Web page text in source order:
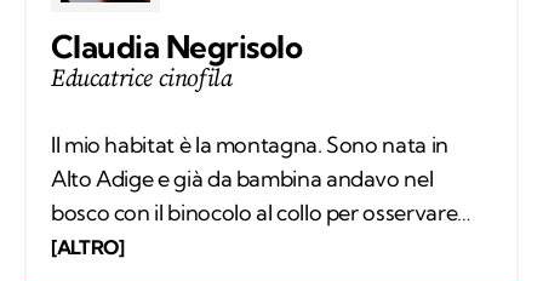
Claudia Negrisolo
Educatrice cinofila
Il mio habitat è la montagna. Sono nata in
Alto Adige e già da bambina andavo nel
bosco con il binocolo al collo per osservare
silenziosamente i comportamenti degli
[ALTRO]